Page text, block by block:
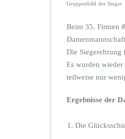
Gruppenbild der Sieger
Beim 35. Firmen
Die Siegerehrung
Es wurden wieder
teilweise nur
Ergebnisse der
Die